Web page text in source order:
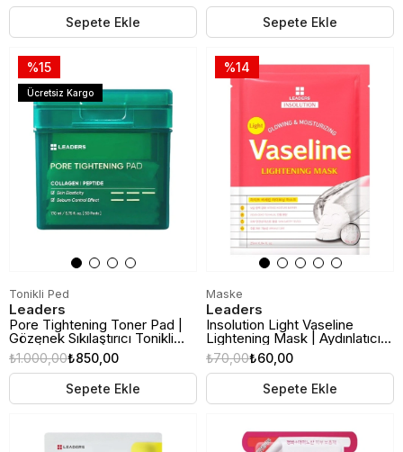
Sepete Ekle
Sepete Ekle
Tonikli Ped
Leaders
Pore Tightening Toner Pad |
Gözenek Sıkılaştırıcı Tonikli
Ped | 50 Adet
₺850,00
₺1.000,00
Sepete Ekle
%15
Ücretsiz Kargo
Maske
Leaders
Insolution Light Vaseline
Lightening Mask | Aydınlatıcı
Kağıt Maske
₺60,00
₺70,00
Sepete Ekle
%14